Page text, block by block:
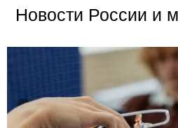
Новости России и